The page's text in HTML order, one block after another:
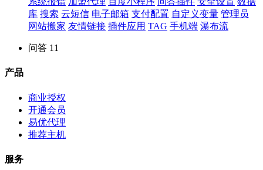
库 搜索 云短信 电子邮箱 支付配置 自定义变量 管理员
网站搬家 友情链接 插件应用 TAG 手机端 瀑布流
问答 11
产品
商业授权
开通会员
易优代理
推荐主机
服务